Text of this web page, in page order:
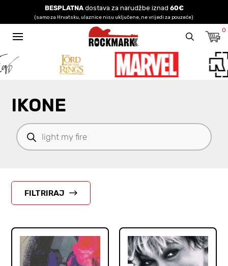
BESPLATNAdostava za narudžbe iznad 60€
(samo za Hrvatsku, ulaznice nisu uključene, ne vrijedi za pouzeće)
0
IKONE
Products
search
FILTRIRAJ